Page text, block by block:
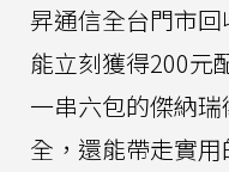
昇通信全台門市
能立刻獲得200元
一串六包的傑納
全，還能帶走實